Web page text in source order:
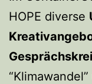
HOPE diverse